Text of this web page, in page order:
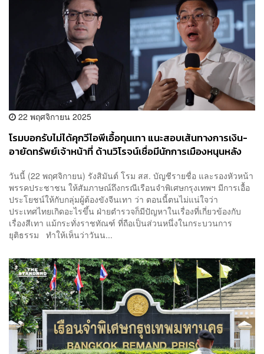
22 พฤศจิกายน 2025
โรมบอกรับไม่ได้คุกวีไอพีเอื้อทุนเทา แนะสอบเส้นทางการเงิน-
อายัดทรัพย์เจ้าหน้าที่ ด้านวิโรจน์เชื่อมีนักการเมืองหนุนหลัง
วันนี้ (22 พฤศจิกายน) รังสิมันต์ โรม สส. บัญชีรายชื่อ และรองหัวหน้า
พรรคประชาชน ให้สัมภาษณ์ถึงกรณีเรือนจำพิเศษกรุงเทพฯ มีการเอื้อ
ประโยชน์ให้กับกลุ่มผู้ต้องขังจีนเทา ว่า ตอนนี้ตนไม่แน่ใจว่า
ประเทศไทยเกิดอะไรขึ้น ฝ่ายตำรวจก็มีปัญหาในเรื่องที่เกี่ยวข้องกับ
เรื่องสีเทา แม้กระทั่งราชทัณฑ์ ที่ถือเป็นส่วนหนึ่งในกระบวนการ
ยุติธรรม ทำให้เห็นว่าวันน...